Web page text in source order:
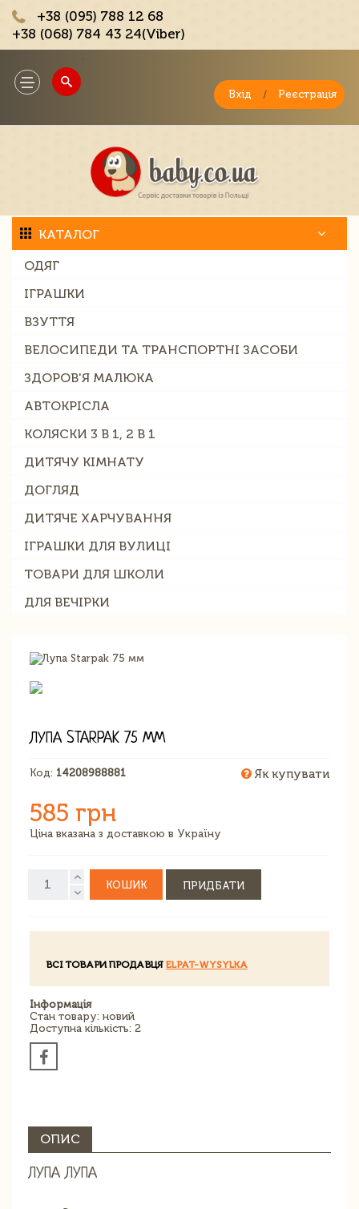
+38 (095) 788 12 68
+38 (068) 784 43 24(Viber)
Toggle
navigation
Вхід / Реєстрація
КАТАЛОГ
ОДЯГ
ІГРАШКИ
ВЗУТТЯ
ВЕЛОСИПЕДИ ТА ТРАНСПОРТНІ ЗАСОБИ
ЗДОРОВ'Я МАЛЮКА
АВТОКРІСЛА
КОЛЯСКИ 3 В 1, 2 В 1
ДИТЯЧУ КІМНАТУ
ДОГЛЯД
ДИТЯЧЕ ХАРЧУВАННЯ
ІГРАШКИ ДЛЯ ВУЛИЦІ
ТОВАРИ ДЛЯ ШКОЛИ
ДЛЯ ВЕЧІРКИ
ЛУПА STARPAK 75 ММ
Код: 14208988881 Як купувати
585 грн
Ціна вказана з доставкою в Україну
КОШИК ПРИДБАТИ
ВСІ ТОВАРИ ПРОДАВЦЯ ELPAT-WYSYLKA
Інформація
Стан товару: новий
Доступна кількість: 2
ОПИС
ЛУПА ЛУПА